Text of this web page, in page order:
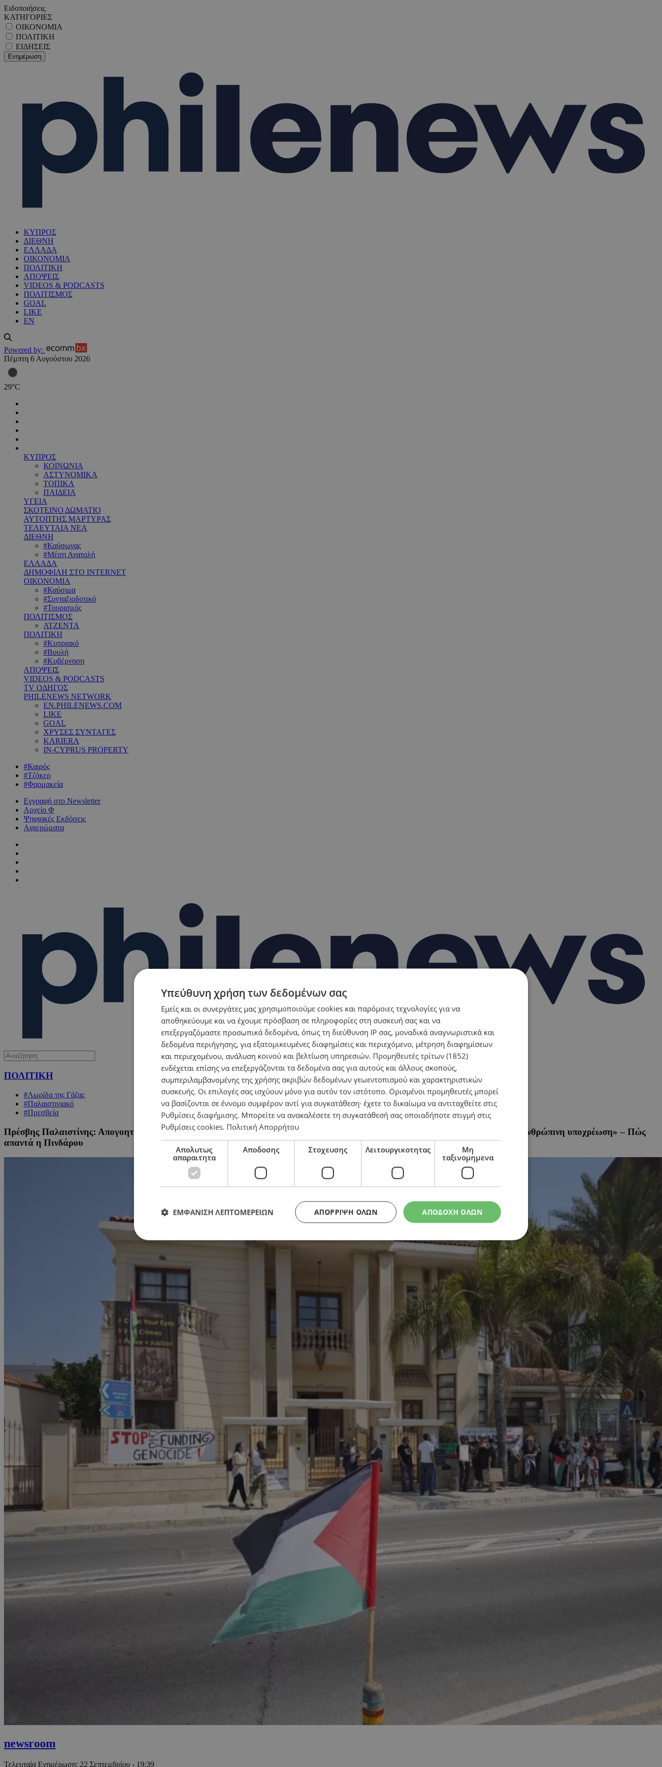
Ειδοποιήσεις
ΚΑΤΗΓΟΡΙΕΣ
ΟΙΚΟΝΟΜΙΑ
ΠΟΛΙΤΙΚΗ
ΕΙΔΗΣΕΙΣ
ΚΥΠΡΟΣ
ΔΙΕΘΝΗ
ΕΛΛΑΔΑ
ΟΙΚΟΝΟΜΙΑ
ΠΟΛΙΤΙΚΗ
ΑΠΟΨΕΙΣ
VIDEOS & PODCASTS
ΠΟΛΙΤΙΣΜΟΣ
GOAL
LIKE
EN
Powered by:
Πέμπτη 6 Αυγούστου 2026
29°C
ΚΥΠΡΟΣ
ΚΟΙΝΩΝΙΑ
ΑΣΤΥΝΟΜΙΚΑ
ΤΟΠΙΚΑ
ΠΑΙΔΕΙΑ
ΥΓΕΙΑ
ΣΚΟΤΕΙΝΟ ΔΩΜΑΤΙΟ
ΑΥΤΟΠΤΗΣ ΜΑΡΤΥΡΑΣ
ΤΕΛΕΥΤΑΙΑ ΝΕΑ
ΔΙΕΘΝΗ
#Καύσωνας
#Μέση Ανατολή
ΕΛΛΑΔΑ
ΔΗΜΟΦΙΛΗ ΣΤΟ INTERNET
ΟΙΚΟΝΟΜΙΑ
#Καύσιμα
#Συνταξιοδοτικό
#Τουρισμός
ΠΟΛΙΤΙΣΜΟΣ
ΑΤΖΕΝΤΑ
ΠΟΛΙΤΙΚΗ
#Κυπριακό
#Βουλή
#Κυβέρνηση
ΑΠΟΨΕΙΣ
VIDEOS & PODCASTS
TV ΟΔΗΓΟΣ
PHILENEWS NETWORK
EN.PHILENEWS.COM
LIKE
GOAL
ΧΡΥΣΕΣ ΣΥΝΤΑΓΕΣ
KARIERA
IN-CYPRUS PROPERTY
#Καιρός
#Τζόκερ
#Φαρμακεία
Εγγραφή στο Newsletter
Αρχείο Φ
Ψηφιακές Εκδόσεις
Αφιερώματα
ΠΟΛΙΤΙΚΗ
#Λωρίδα της Γάζας
#Παλαιστινιακό
#Πρεσβεία
Πρέσβης Παλαιστίνης: Απογοητευμένος από τη δήλωση του ΔΗΣΥ – «Η αλληλεγγύη προς τα θύματα δεν είναι υποκίνηση, είναι ανθρώπινη υποχρέωση» – Πώς
απαντά η Πινδάρου
newsroom
Τελευταία Ενημέρωση: 22 Σεπτεμβρίου - 19:39
Υπεύθυνη χρήση των δεδομένων σας
Εμείς και οι συνεργάτες μας χρησιμοποιούμε cookies και παρόμοιες τεχνολογίες για να
αποθηκεύουμε και να έχουμε πρόσβαση σε πληροφορίες στη συσκευή σας και να
επεξεργαζόμαστε προσωπικά δεδομένα, όπως τη διεύθυνση IP σας, μοναδικά αναγνωριστικά και
δεδομένα περιήγησης, για εξατομικευμένες διαφημίσεις και περιεχόμενο, μέτρηση διαφημίσεων
και περιεχομένου, ανάλυση κοινού και βελτίωση υπηρεσιών. Προμηθευτές τρίτων (1852)
ενδέχεται επίσης να επεξεργάζονται τα δεδομένα σας για αυτούς και άλλους σκοπούς,
συμπεριλαμβανομένης της χρήσης ακριβών δεδομένων γεωεντοπισμού και χαρακτηριστικών
συσκευής. Οι επιλογές σας ισχύουν μόνο για αυτόν τον ιστότοπο. Ορισμένοι προμηθευτές μπορεί
να βασίζονται σε έννομο συμφέρον αντί για συγκατάθεση· έχετε το δικαίωμα να αντιταχθείτε στις
Ρυθμίσεις διαφήμισης. Μπορείτε να ανακαλέσετε τη συγκατάθεσή σας οποιαδήποτε στιγμή στις
Ρυθμίσεις cookies. Πολιτική Απορρήτου
Απολυτως
απαραιτητα
Αποδοσης Στοχευσης Λειτουργικοτητας
Μη
ταξινομημενα
ΑΠΟΔΟΧΗ ΟΛΩΝ
ΑΠΌΡΡΙΨΗ ΌΛΩΝ
ΕΜΦΑΝΙΣΗ ΛΕΠΤΟΜΕΡΕΙΩΝ